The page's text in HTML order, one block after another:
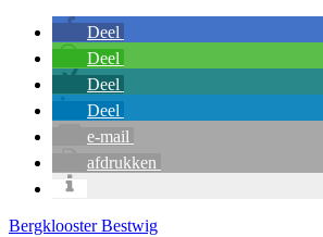
Deel
Deel
Deel
Deel
e-mail
afdrukken
Bergklooster Bestwig